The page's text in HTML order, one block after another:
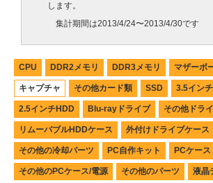
します。
集計期間は2013/4/24〜2013/4/30です
CPU DDR2メモリ DDR3メモリ マザーボ
キャプチャ その他カード類 SSD 3.5イン
2.5インチHDD Blu-rayドライブ その他ドラ
リムーバブルHDDケース 外付けドライブケース
その他の冷却パーツ PC自作キット PCケース
その他のPCケース/電源 その他のパーツ 液晶